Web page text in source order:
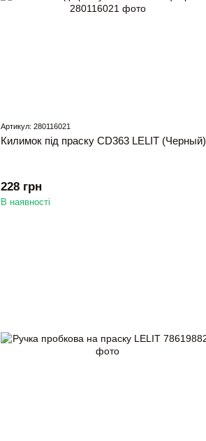
Артикул: 280116021
Килимок під праску CD363 LELIT (Черный)
228 грн
В наявності